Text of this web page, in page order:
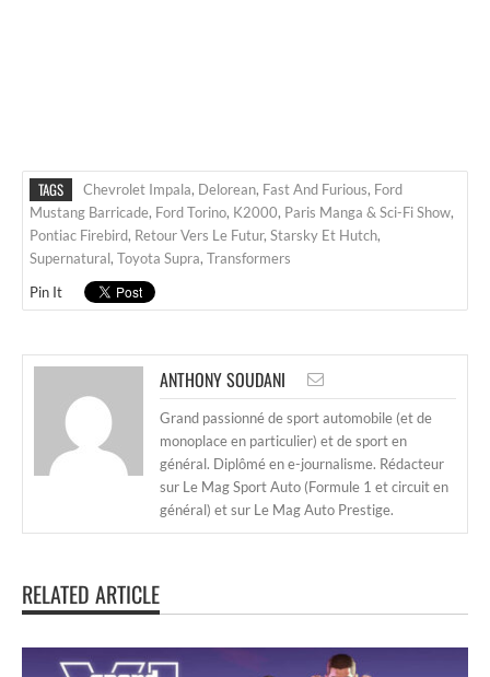
TAGS Chevrolet Impala, Delorean, Fast And Furious, Ford
Mustang Barricade, Ford Torino, K2000, Paris Manga & Sci-Fi Show,
Pontiac Firebird, Retour Vers Le Futur, Starsky Et Hutch,
Supernatural, Toyota Supra, Transformers
Pin It
ANTHONY SOUDANI
Grand passionné de sport automobile (et de
monoplace en particulier) et de sport en
général. Diplômé en e-journalisme. Rédacteur
sur Le Mag Sport Auto (Formule 1 et circuit en
général) et sur Le Mag Auto Prestige.
RELATED ARTICLE